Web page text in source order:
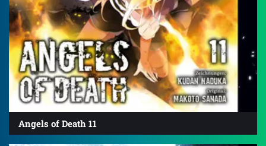
Angels of Death 11